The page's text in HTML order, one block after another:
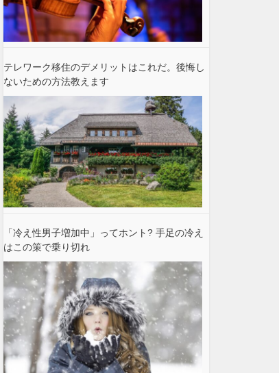
テレワーク移住のデメリットはこれだ。後悔し
ないための方法教えます
「冷え性男子増加中」ってホント? 手足の冷え
はこの策で乗り切れ